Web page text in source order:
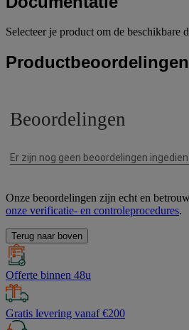
Selecteer je product om de beschikbare
Productbeoordelingen
Onze beoordelingen zijn echt en
onze verificatie- en controleprocedures.
Terug naar boven
Offerte binnen 48u
Gratis levering vanaf €200